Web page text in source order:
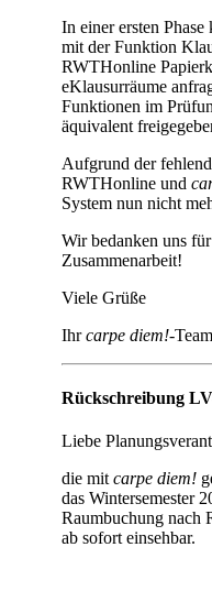
In einer ersten
mit der Funktion
RWTHonline
eKlausurräume
Funktionen im
äquivalent
Aufgrund der
RWTHonline und
System nun nicht
Wir bedanken uns
Zusammenarbeit!
Viele Grüße
Ihrcarpe diem!-Team
Rückschreibung
Liebe
die mit carpe diem!
das Wintersemester
Raumbuchung nach
ab sofort einsehbar.